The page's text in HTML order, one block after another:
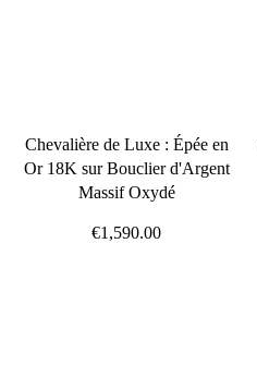
Chevalière de Luxe : Épée en
Or 18K sur Bouclier d'Argent
Massif Oxydé
€1,590.00